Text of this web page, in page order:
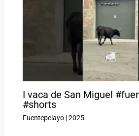
I vaca de San Miguel
#shorts
Fuentepelayo|2025